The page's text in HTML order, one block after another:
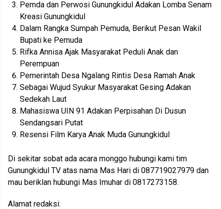
Pemda dan Perwosi Gunungkidul Adakan Lomba Senam
Kreasi Gunungkidul
Dalam Rangka Sumpah Pemuda, Berikut Pesan Wakil
Bupati ke Pemuda
Rifka Annisa Ajak Masyarakat Peduli Anak dan
Perempuan
Pemerintah Desa Ngalang Rintis Desa Ramah Anak
Sebagai Wujud Syukur Masyarakat Gesing Adakan
Sedekah Laut
Mahasiswa UIN 91 Adakan Perpisahan Di Dusun
Sendangsari Putat
Resensi Film Karya Anak Muda Gunungkidul
Di sekitar sobat ada acara monggo hubungi kami tim
Gunungkidul TV atas nama Mas Hari di 087719027979 dan
mau beriklan hubungi Mas Imuhar di 0817273158.
Alamat redaksi: